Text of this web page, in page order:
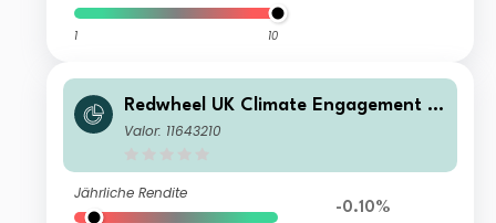
1 10
Redwheel UK Climate Engagement F
und - A GBP Inc
Valor: 11643210
Jährliche Rendite
-0.10%